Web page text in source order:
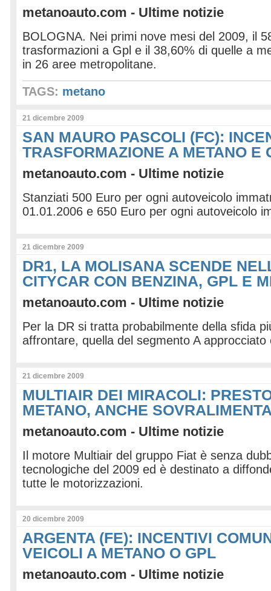
metanoauto.com - Ultime notizie
BOLOGNA. Nei primi nove mesi del 2009, il
trasformazioni a Gpl e il 38,60% di quelle a
in 26 aree metropolitane.
TAGS: metano
21 dicembre 2009
SAN MAURO PASCOLI (FC):
TRASFORMAZIONE A METANO E
metanoauto.com - Ultime notizie
Stanziati 500 Euro per ogni autoveicolo
01.01.2006 e 650 Euro per ogni autoveicolo
21 dicembre 2009
DR1, LA MOLISANA SCENDE
CITYCAR CON BENZINA, GPL E
metanoauto.com - Ultime notizie
Per la DR si tratta probabilmente della sfida
affrontare, quella del segmento A approcciato
21 dicembre 2009
MULTIAIR DEI MIRACOLI:
METANO, ANCHE
metanoauto.com - Ultime notizie
Il motore Multiair del gruppo Fiat è senza
tecnologiche del 2009 ed è destinato a
tutte le motorizzazioni.
20 dicembre 2009
ARGENTA (FE): INCENTIVI
VEICOLI A METANO O GPL
metanoauto.com - Ultime notizie